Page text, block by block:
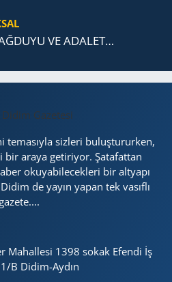
VE ADA­LET…
sizleri buluştururken,
araya getiriyor. Şatafattan
okuyabilecekleri bir altyapı
de yayın yapan tek vasıflı
Mahallesi 1398 sokak Efendi İş
B Didim-Aydın